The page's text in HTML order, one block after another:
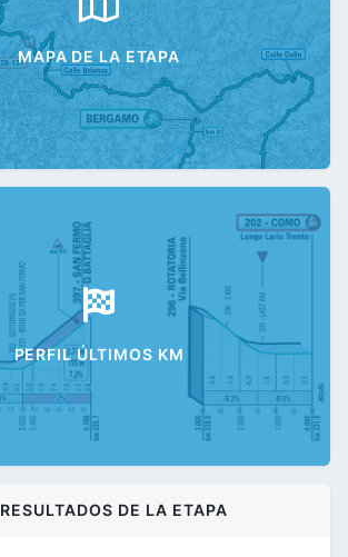
MAPA DE LA ETAPA
PERFIL ÚLTIMOS KM
RESULTADOS DE LA ETAPA